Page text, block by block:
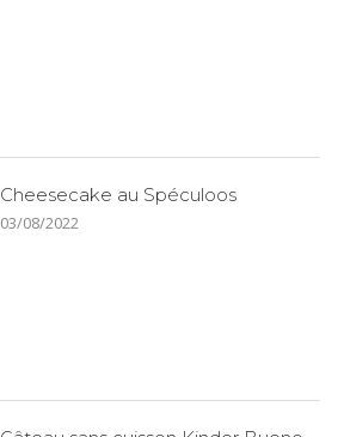
Cheesecake au Spéculoos
03/08/2022